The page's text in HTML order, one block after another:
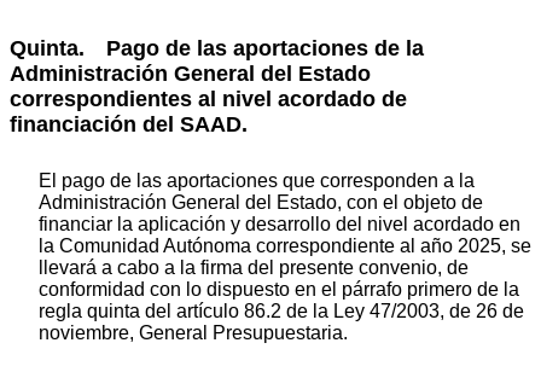
Quinta. Pago de las aportaciones de la
Administración General del Estado
correspondientes al nivel acordado de
financiación del SAAD.
El pago de las aportaciones que corresponden a la
Administración General del Estado, con el objeto de
financiar la aplicación y desarrollo del nivel acordado en
la Comunidad Autónoma correspondiente al año 2025, se
llevará a cabo a la firma del presente convenio, de
conformidad con lo dispuesto en el párrafo primero de la
regla quinta del artículo 86.2 de la Ley 47/2003, de 26 de
noviembre, General Presupuestaria.